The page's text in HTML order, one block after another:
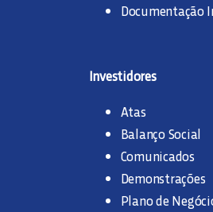
Documentação
Investidores
Atas
Balanço Social
Comunicados
Demonstrações
Plano de